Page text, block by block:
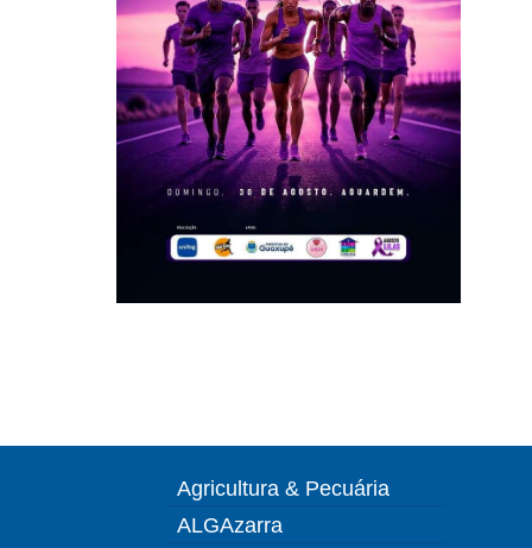
Agricultura & Pecuária
ALGAzarra